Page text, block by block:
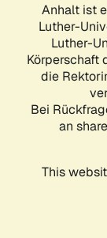
Anhalt ist
Luther-
Luther-
Körperschaft
die
Bei
an
This